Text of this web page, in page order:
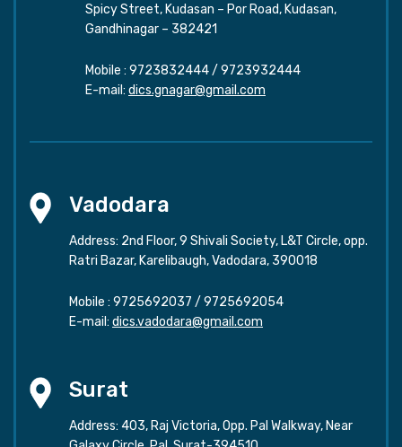
Spicy Street, Kudasan – Por Road, Kudasan,
Gandhinagar – 382421
Mobile : 9723832444/ 9723932444
E-mail: dics.gnagar@gmail.com
Vadodara
Address: 2nd Floor, 9 Shivali Society, L&T Circle, opp.
Ratri Bazar, Karelibaugh, Vadodara, 390018
Mobile : 9725692037 / 9725692054
E-mail: dics.vadodara@gmail.com
Surat
Address: 403, Raj Victoria, Opp. Pal Walkway, Near